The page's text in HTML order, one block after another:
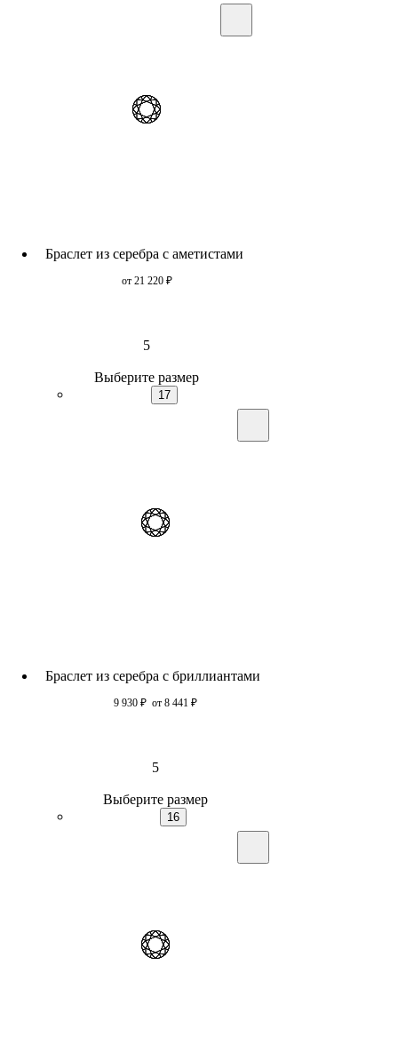
Браслет из серебра с аметистами
от 21 220 ₽
5
Выберите размер
17
Браслет из серебра c бриллиантами
9 930 ₽ от 8 441 ₽
5
Выберите размер
16